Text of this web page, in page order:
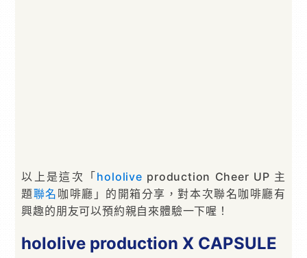
以上是這次「 hololive production Cheer UP 主
題聯名 咖啡廳」的開箱分享，對本次聯名咖啡廳有
興趣的朋友可以預約親自來體驗一下喔！
hololive production X CAPSULE